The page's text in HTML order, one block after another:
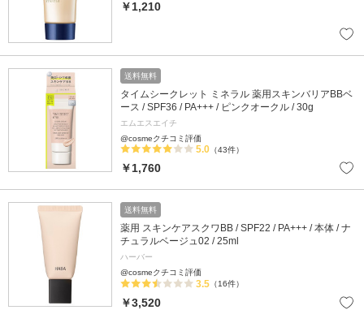
￥1,210
送料無料
タイムシークレット ミネラル 薬用スキンバリアBBベ
ース / SPF36 / PA+++ / ピンクオークル / 30g
エムエスエイチ
@cosmeクチコミ評価
5.0 （43件）
￥1,760
送料無料
薬用 スキンケアスクワBB / SPF22 / PA+++ / 本体 / ナ
チュラルベージュ02 / 25ml
ハーバー
@cosmeクチコミ評価
3.5 （16件）
￥3,520